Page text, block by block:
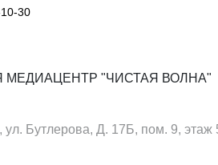
30
МЕДИАЦЕНТР "ЧИСТАЯ ВОЛНА"
ул. Бутлерова, Д. 17Б, пом. 9, этаж